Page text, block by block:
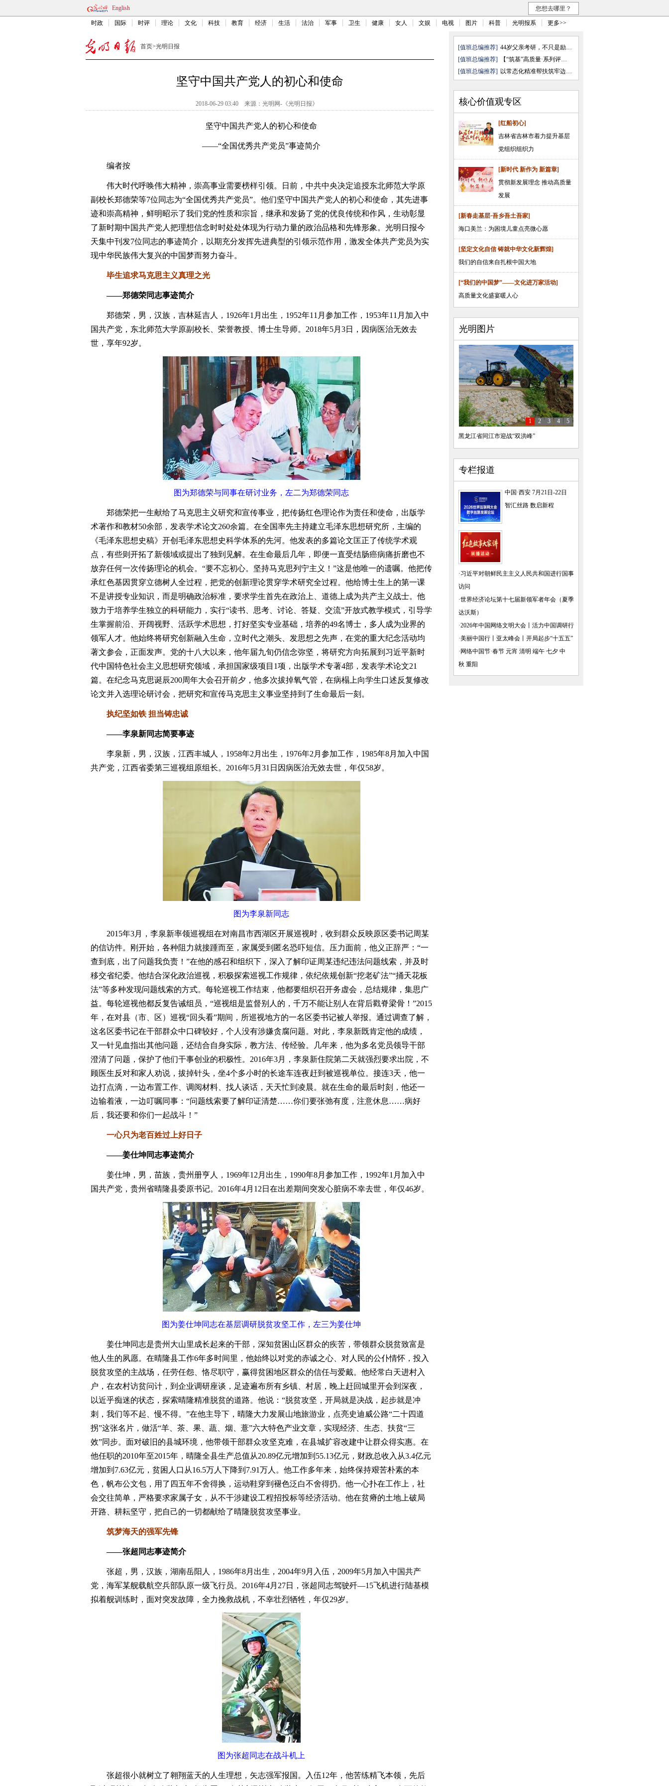
English 您想去哪里？
时政 国际 时评 理论 文化 科技 教育 经济 生活 法治 军事 卫生 健康 女人 文娱 电视 图片 科普 光明报系 更多>>
首页>光明日报
坚守中国共产党人的初心和使命
2018-06-29 03:40 来源： 光明网-《光明日报》
坚守中国共产党人的初心和使命
——“全国优秀共产党员”事迹简介
编者按
伟大时代呼唤伟大精神，崇高事业需要榜样引领。日前，中共中央决定追授东北师范大学原
副校长郑德荣等7位同志为“全国优秀共产党员”。他们坚守中国共产党人的初心和使命，其先进事
迹和崇高精神，鲜明昭示了我们党的性质和宗旨，继承和发扬了党的优良传统和作风，生动彰显
了新时期中国共产党人把理想信念时时处处体现为行动力量的政治品格和先锋形象。光明日报今
天集中刊发7位同志的事迹简介，以期充分发挥先进典型的引领示范作用，激发全体共产党员为实
现中华民族伟大复兴的中国梦而努力奋斗。
毕生追求马克思主义真理之光
——郑德荣同志事迹简介
郑德荣，男，汉族，吉林延吉人，1926年1月出生，1952年11月参加工作，1953年11月加入中
国共产党，东北师范大学原副校长、荣誉教授、博士生导师。2018年5月3日，因病医治无效去
世，享年92岁。
图为郑德荣与同事在研讨业务，左二为郑德荣同志
郑德荣把一生献给了马克思主义研究和宣传事业，把传扬红色理论作为责任和使命，出版学
术著作和教材50余部，发表学术论文260余篇。在全国率先主持建立毛泽东思想研究所，主编的
《毛泽东思想史稿》开创毛泽东思想史科学体系的先河。他发表的多篇论文匡正了传统学术观
点，有些则开拓了新领域或提出了独到见解。在生命最后几年，即便一直受结肠癌病痛折磨也不
放弃任何一次传扬理论的机会。“要不忘初心。坚持马克思列宁主义！”这是他唯一的遗嘱。他把传
承红色基因贯穿立德树人全过程，把党的创新理论贯穿学术研究全过程。他给博士生上的第一课
不是讲授专业知识，而是明确政治标准，要求学生首先在政治上、道德上成为共产主义战士。他
致力于培养学生独立的科研能力，实行“读书、思考、讨论、答疑、交流”开放式教学模式，引导学
生掌握前沿、开阔视野、活跃学术思想，打好坚实专业基础，培养的49名博士，多人成为业界的
领军人才。他始终将研究创新融入生命，立时代之潮头、发思想之先声，在党的重大纪念活动均
著文参会，正面发声。党的十八大以来，他年届九旬仍信念弥坚，将研究方向拓展到习近平新时
代中国特色社会主义思想研究领域，承担国家级项目1项，出版学术专著4部，发表学术论文21
篇。在纪念马克思诞辰200周年大会召开前夕，他多次拔掉氧气管，在病榻上向学生口述反复修改
论文并入选理论研讨会，把研究和宣传马克思主义事业坚持到了生命最后一刻。
执纪坚如铁 担当铸忠诚
——李泉新同志简要事迹
李泉新，男，汉族，江西丰城人，1958年2月出生，1976年2月参加工作，1985年8月加入中国
共产党，江西省委第三巡视组原组长。2016年5月31日因病医治无效去世，年仅58岁。
图为李泉新同志
2015年3月，李泉新率领巡视组在对南昌市西湖区开展巡视时，收到群众反映原区委书记周某
的信访件。刚开始，各种阻力就接踵而至，家属受到匿名恐吓短信。压力面前，他义正辞严：“一
查到底，出了问题我负责！”在他的感召和组织下，深入了解印证周某违纪违法问题线索，并及时
移交省纪委。他结合深化政治巡视，积极探索巡视工作规律，依纪依规创新“挖老矿法”“捅天花板
法”等多种发现问题线索的方式。每轮巡视工作结束，他都要组织召开务虚会，总结规律，集思广
益。每轮巡视他都反复告诫组员，“巡视组是监督别人的，千万不能让别人在背后戳脊梁骨！”2015
年，在对县（市、区）巡视“回头看”期间，所巡视地方的一名区委书记被人举报。通过调查了解，
这名区委书记在干部群众中口碑较好，个人没有涉嫌贪腐问题。对此，李泉新既肯定他的成绩，
又一针见血指出其他问题，还结合自身实际，教方法、传经验。几年来，他为多名党员领导干部
澄清了问题，保护了他们干事创业的积极性。2016年3月，李泉新住院第二天就强烈要求出院，不
顾医生反对和家人劝说，拔掉针头，坐4个多小时的长途车连夜赶到被巡视单位。接连3天，他一
边打点滴，一边布置工作、调阅材料、找人谈话，天天忙到凌晨。就在生命的最后时刻，他还一
边输着液，一边叮嘱同事：“问题线索要了解印证清楚……你们要张弛有度，注意休息……病好
后，我还要和你们一起战斗！”
一心只为老百姓过上好日子
——姜仕坤同志事迹简介
姜仕坤，男，苗族，贵州册亨人，1969年12月出生，1990年8月参加工作，1992年1月加入中
国共产党，贵州省晴隆县委原书记。2016年4月12日在出差期间突发心脏病不幸去世，年仅46岁。
图为姜仕坤同志在基层调研脱贫攻坚工作，左三为姜仕坤
姜仕坤同志是贵州大山里成长起来的干部，深知贫困山区群众的疾苦，带领群众脱贫致富是
他人生的夙愿。在晴隆县工作6年多时间里，他始终以对党的赤诚之心、对人民的公仆情怀，投入
脱贫攻坚的主战场，任劳任怨、恪尽职守，赢得贫困地区群众的信任与爱戴。他经常白天进村入
户，在农村访贫问计，到企业调研座谈，足迹遍布所有乡镇、村居，晚上赶回城里开会到深夜，
以近乎痴迷的状态，探索晴隆精准脱贫的道路。他说：“脱贫攻坚，开局就是决战，起步就是冲
刺，我们等不起、慢不得。”在他主导下，晴隆大力发展山地旅游业，点亮史迪威公路“二十四道
拐”这张名片，做活“羊、茶、果、蔬、烟、薏”六大特色产业文章，实现经济、生态、扶贫“三
效”同步。面对破旧的县城环境，他带领干部群众攻坚克难，在县城扩容改建中让群众得实惠。在
他任职的2010年至2015年，晴隆全县生产总值从20.89亿元增加到55.13亿元，财政总收入从3.4亿元
增加到7.63亿元，贫困人口从16.5万人下降到7.91万人。他工作多年来，始终保持艰苦朴素的本
色，帆布公文包，用了四五年不舍得换，运动鞋穿到褪色泛白不舍得扔。他一心扑在工作上，社
会交往简单，严格要求家属子女，从不干涉建设工程招投标等经济活动。他在贫瘠的土地上破局
开路、耕耘坚守，把自己的一切都献给了晴隆脱贫攻坚事业。
筑梦海天的强军先锋
——张超同志事迹简介
张超，男，汉族，湖南岳阳人，1986年8月出生，2004年9月入伍，2009年5月加入中国共产
党，海军某舰载航空兵部队原一级飞行员。2016年4月27日，张超同志驾驶歼—15飞机进行陆基模
拟着舰训练时，面对突发故障，全力挽救战机，不幸壮烈牺牲，年仅29岁。
图为张超同志在战斗机上
张超很小就树立了翱翔蓝天的人生理想，矢志强军报国。入伍12年，他苦练精飞本领，先后
[值班总编推荐]
44岁父亲考研，不只是励志故事
[值班总编推荐]
【“筑基”高质量·系列评论之四 ...
[值班总编推荐]
以常态化精准帮扶筑牢边疆民族地 ...
核心价值观专区
[红船初心]
吉林省吉林市着力提升基层
党组织组织力
[新时代 新作为 新篇章]
贯彻新发展理念 推动高质量
发展
[新春走基层·吾乡吾土吾家]
海口美兰：为困境儿童点亮微心愿
[坚定文化自信 铸就中华文化新辉煌]
我们的自信来自扎根中国大地
[“我们的中国梦”——文化进万家活动]
高质量文化盛宴暖人心
光明图片
黑龙江省同江市迎战“双洪峰”
1 2 3 4 5
专栏报道
中国·西安 7月21日-22日
智汇丝路 数启新程
·习近平对朝鲜民主主义人民共和国进行国事
访问
·世界经济论坛第十七届新领军者年会（夏季
达沃斯）
·2026年中国网络文明大会
活力中国调研行
·美丽中国行 亚太峰会
开局起步“十五五”
· 网络中国节·春节 元宵 清明 端午 七夕 中
秋 重阳